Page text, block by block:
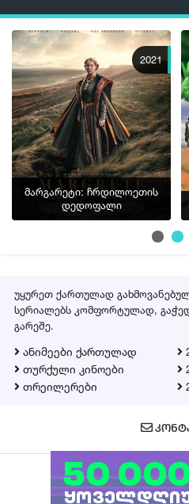
2021
მარგარეტი: ჩრდილოეთის
დედოფალი
უყურეთ ქართულად
სერიალებს კომფორტულად,
გარეშე.
ანიმეები ქართულად
თურქული კინოები
თრეილერები